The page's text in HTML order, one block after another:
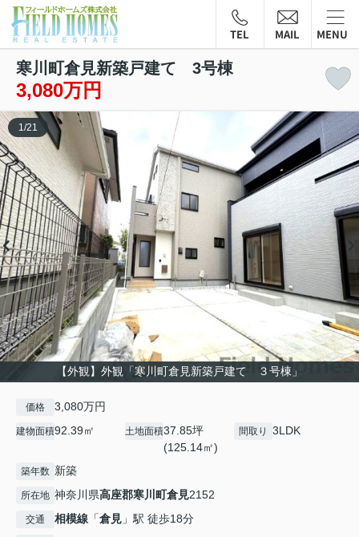
TEL MAIL MENU
寒川町倉見新築戸建て 3号棟
3,080万円
【外観】外観「寒川町倉見新築戸建て ３号棟」
1 /21
価格 3,080万円
建物面積92.39㎡ 土地面積37.85坪
(125.14㎡)
間取り 3LDK
築年数 新築
所在地 神奈川県高座郡寒川町倉見2152
交通 相模線 「倉見 」駅 徒歩18分